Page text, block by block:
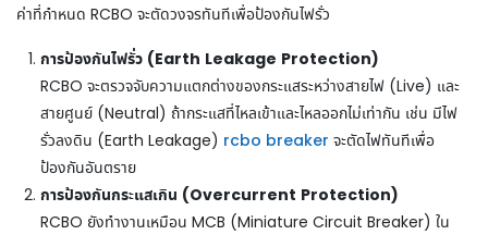
ค่าที่กำหนด RCBO จะตัดวงจรทันทีเพื่อป้องกันไฟรั่ว
การป้องกันไฟรั่ว (Earth Leakage Protection)
RCBO จะตรวจจับความแตกต่างของกระแสระหว่างสายไฟ (Live) และ
สายศูนย์ (Neutral) ถ้ากระแสที่ไหลเข้าและไหลออกไม่เท่ากัน เช่น มีไฟ
รั่วลงดิน (Earth Leakage) rcbo breaker จะตัดไฟทันทีเพื่อ
ป้องกันอันตราย
การป้องกันกระแสเกิน (Overcurrent Protection)
RCBO ยังทำงานเหมือน MCB (Miniature Circuit Breaker) ใน